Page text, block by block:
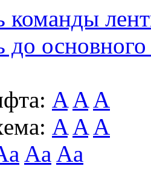
команды
до основного
A A A
A A A
Aa Aa